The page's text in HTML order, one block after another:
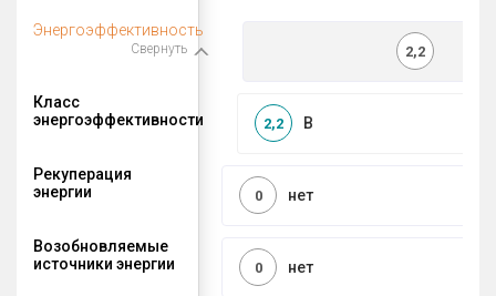
Энергоэффективность
Свернуть 2,2
Класс
энергоэффективности
B
2,2
Рекуперация
энергии
нет
0
Возобновляемые
источники энергии
нет
0